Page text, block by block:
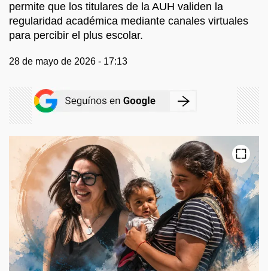
permite que los titulares de la AUH validen la
regularidad académica mediante canales virtuales
para percibir el plus escolar.
28 de mayo de 2026 - 17:13